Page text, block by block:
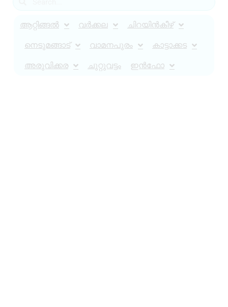
ആറ്റിങ്ങൽ വർക്കല ചിറയിൻകീഴ്
നെടുമങ്ങാട് വാമനപുരം കാട്ടാക്കട
അരുവിക്കര ചുറ്റുവട്ടം ഇൻഫോ